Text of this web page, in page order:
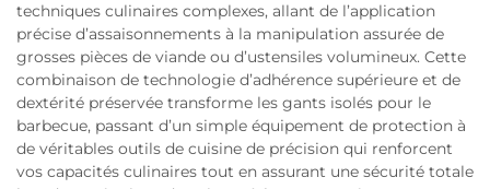
techniques culinaires complexes, allant de l’application
précise d’assaisonnements à la manipulation assurée de
grosses pièces de viande ou d’ustensiles volumineux. Cette
combinaison de technologie d’adhérence supérieure et de
dextérité préservée transforme les gants isolés pour le
barbecue, passant d’un simple équipement de protection à
de véritables outils de cuisine de précision qui renforcent
vos capacités culinaires tout en assurant une sécurité totale